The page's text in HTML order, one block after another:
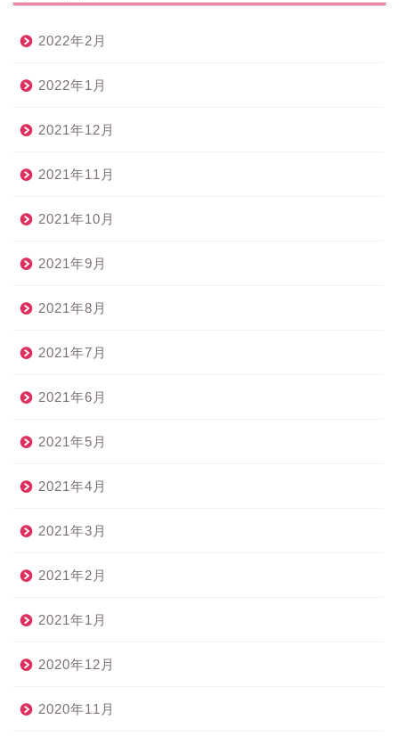
2022年2月
2022年1月
2021年12月
2021年11月
2021年10月
2021年9月
2021年8月
2021年7月
2021年6月
2021年5月
2021年4月
2021年3月
2021年2月
2021年1月
2020年12月
2020年11月